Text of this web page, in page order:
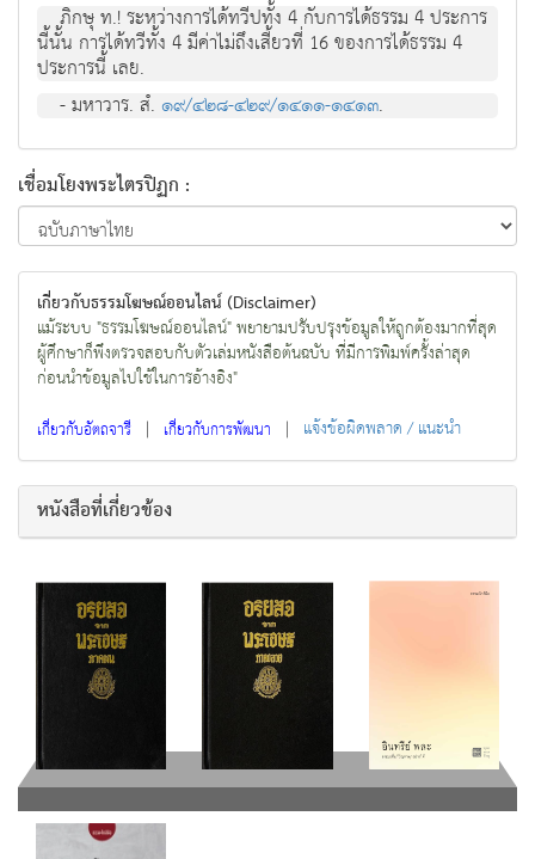
ภิกษุ ท.! ระหว่างการได้ทวีปทั้ง 4 กับการได้ธรรม 4 ประการ
นี้นั้น การได้ทวีทั้ง 4 มีค่าไม่ถึงเสี้ยวที่ 16 ของการได้ธรรม 4
ประการนี้ เลย.
- มหาวาร. สํ.๑๙/๔๒๘-๔๒๙/๑๔๑๑-๑๔๑๓.
เชื่อมโยงพระไตรปิฏก :
เกี่ยวกับธรรมโฆษณ์ออนไลน์ (Disclaimer)
แม้ระบบ "ธรรมโฆษณ์ออนไลน์" พยายามปรับปรุงข้อมูลให้ถูกต้องมากที่สุด
ผู้ศึกษาก็พึงตรวจสอบกับตัวเล่มหนังสือต้นฉบับ ที่มีการพิมพ์ครั้งล่าสุด
ก่อนนำข้อมูลไปใช้ในการอ้างอิง"
เกี่ยวกับอัตถจารี | เกี่ยวกับการพัฒนา | แจ้งข้อผิดพลาด / แนะนำ
หนังสือที่เกี่ยวข้อง